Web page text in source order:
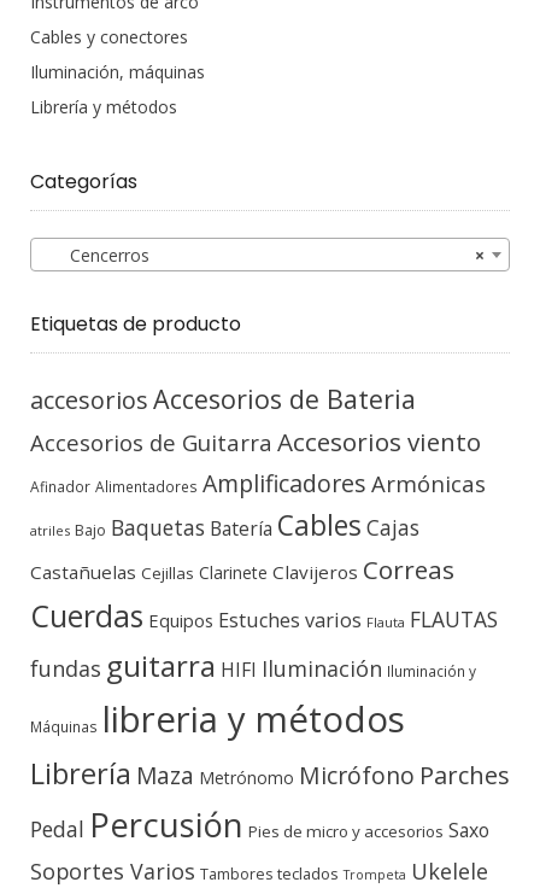
Cables y conectores
Iluminación, máquinas
Librería y métodos
Categorías
×
Cencerros
Etiquetas de producto
accesoriosAccesorios de Bateria
Accesorios de Guitarra Accesorios viento
Afinador Alimentadores Amplificadores Armónicas
atriles Bajo Baquetas Batería Cables Cajas
Castañuelas Cejillas Clarinete Clavijeros Correas
Cuerdas Equipos Estuches varios Flauta FLAUTAS
fundas guitarra HIFI Iluminación Iluminación y
Máquinas libreria y métodos
Librería Maza Metrónomo Micrófono Parches
Pedal Percusión Pies de micro y accesorios Saxo
Soportes Varios Tambores teclados Trompeta Ukelele